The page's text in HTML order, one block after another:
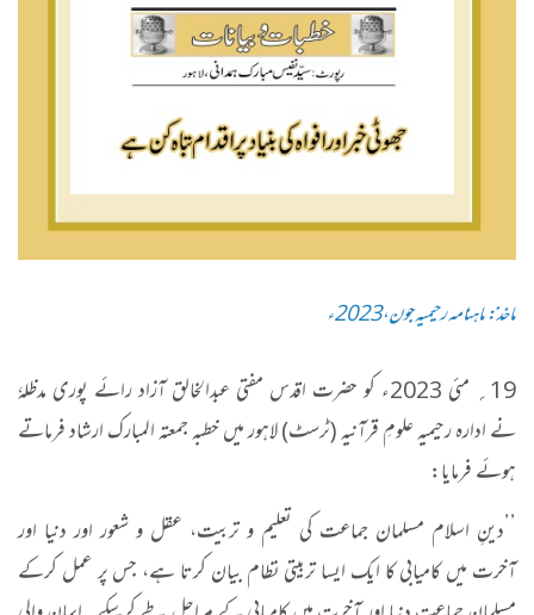
ماخذ: ماہنامہ رحیمیہ جون،2023ء
19؍ مئی 2023ء کو حضرت اقدس مفتی عبدالخالق آزاد رائے پوری مدظلہٗ
نے ادارہ رحیمیہ علومِ قرآنیہ (ٹرسٹ) لاہور میں خطبہ جمعتہ المبارک ارشاد فرماتے
ہوئے فرمایا:
’’دینِ اسلام مسلمان جماعت کی تعلیم و تربیت، عقل و شعور اور دنیا اور
آخرت میں کامیابی کا ایک ایسا تربیتی نظام بیان کرتا ہے، جس پر عمل کرکے